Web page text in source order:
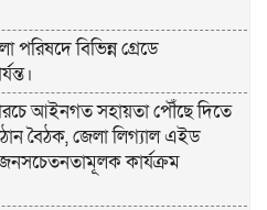
পরিষদে বিভিন্ন গ্রেডে
আইনগত সহায়তা পৌঁছে দিতে
বৈঠক, জেলা লিগ্যাল এইড
কার্যক্রম